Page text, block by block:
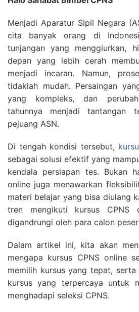
Menjadi Aparatur Sipil Negara
cita banyak orang di
tunjangan yang menggiurkan,
depan yang lebih cerah
menjadi incaran. Namun,
tidaklah mudah. Persaingan
yang kompleks, dan
tahunnya menjadi tantangan
pejuang ASN.
Di tengah kondisi tersebut,
sebagai solusi efektif yang
kendala persiapan tes. Bukan
online juga menawarkan
materi belajar yang bisa diulang
tren mengikuti kursus CPNS
digandrungi oleh para calon
Dalam artikel ini, kita akan
mengapa kursus CPNS online
memilih kursus yang tepat,
kursus yang terpercaya untuk
menghadapi seleksi CPNS.